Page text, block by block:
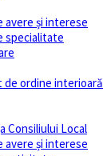
avere și interese
specialitate
de ordine interioară
Consiliului Local
avere și interese